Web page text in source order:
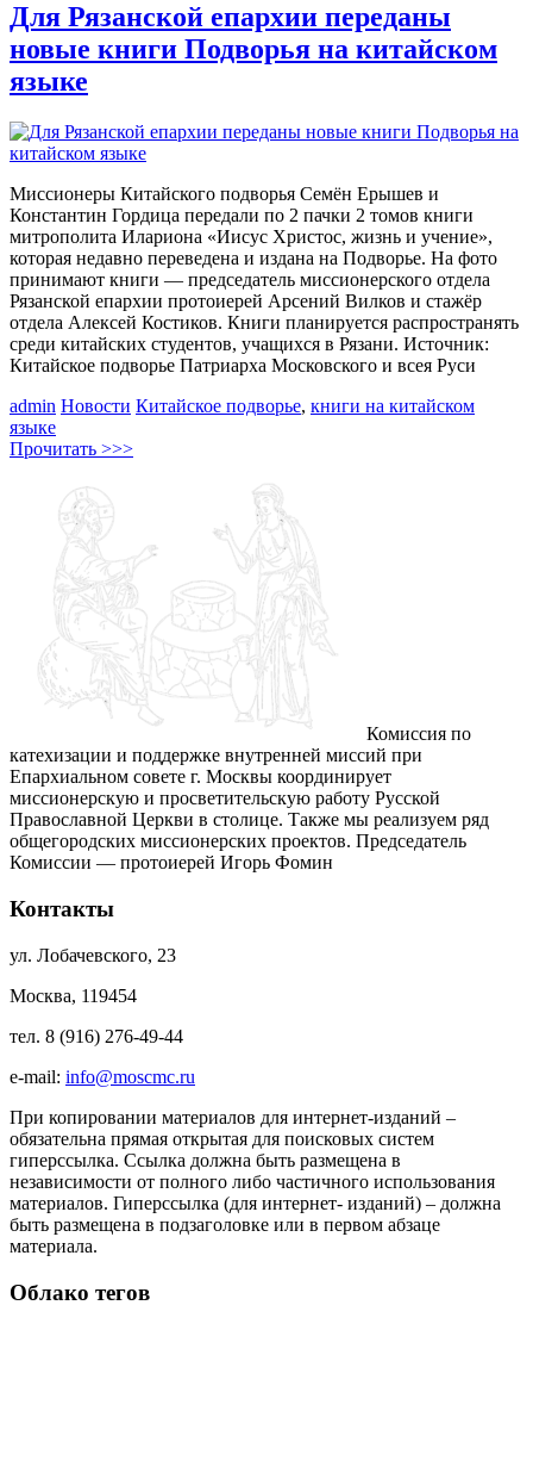
Для Рязанской епархии переданы
новые книги Подворья на китайском
языке
Миссионеры Китайского подворья Семён Ерышев и
Константин Гордица передали по 2 пачки 2 томов книги
митрополита Илариона «Иисус Христос, жизнь и учение»,
которая недавно переведена и издана на Подворье. На фото
принимают книги — председатель миссионерского отдела
Рязанской епархии протоиерей Арсений Вилков и стажёр
отдела Алексей Костиков. Книги планируется распространять
среди китайских студентов, учащихся в Рязани. Источник:
Китайское подворье Патриарха Московского и всея Руси
admin Новости Китайское подворье, книги на китайском
языке
Прочитать >>>
Комиссия по
катехизации и поддержке внутренней миссий при
Епархиальном совете г. Москвы координирует
миссионерскую и просветительскую работу Русской
Православной Церкви в столице. Также мы реализуем ряд
общегородских миссионерских проектов. Председатель
Комиссии — протоиерей Игорь Фомин
Контакты
ул. Лобачевского, 23
Москва, 119454
тел. 8 (916) 276-49-44
e-mail: info@moscmc.ru
При копировании материалов для интернет-изданий –
обязательна прямая открытая для поисковых систем
гиперссылка. Ссылка должна быть размещена в
независимости от полного либо частичного использования
материалов. Гиперссылка (для интернет- изданий) – должна
быть размещена в подзаголовке или в первом абзаце
материала.
Облако тегов